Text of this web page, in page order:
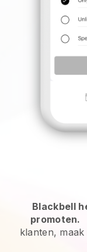
Blackbell
promoten.
klanten,